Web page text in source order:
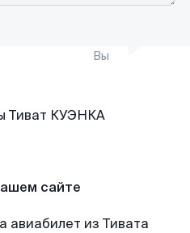
Вы
сайте
авиабилет из Тивата